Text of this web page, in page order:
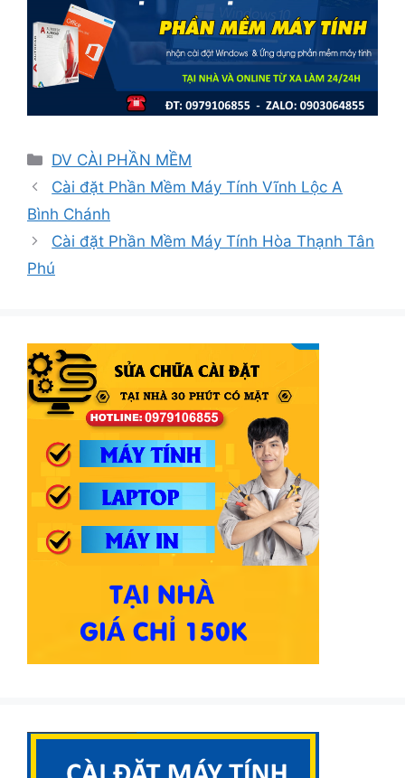
Danh
mục
DV CÀI PHẦN MỀM
Cài đặt Phần Mềm Máy Tính Vĩnh Lộc A
Bình Chánh
Cài đặt Phần Mềm Máy Tính Hòa Thạnh Tân
Phú